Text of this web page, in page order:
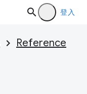
登入
Reference